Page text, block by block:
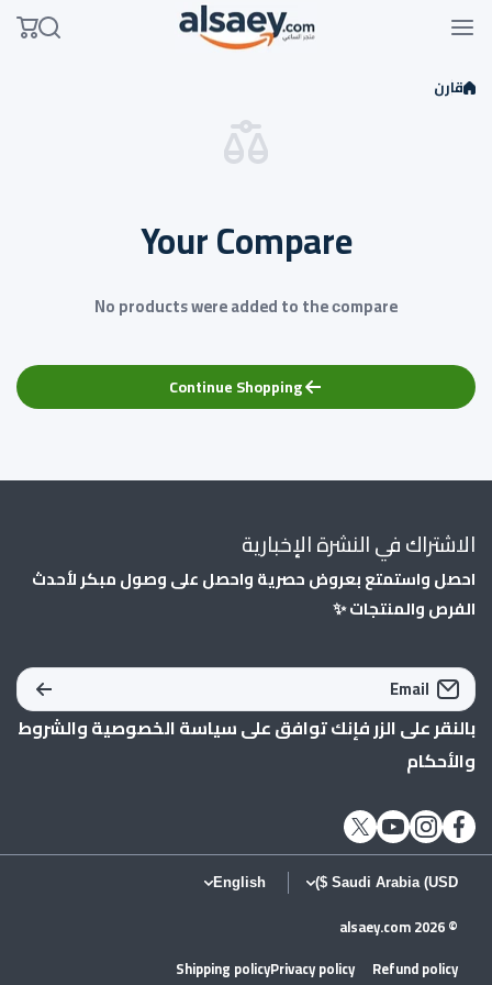
Skip to content
قارن
Your Compare
No products were added to the сompare
Continue Shopping
الاشتراك في النشرة الإخبارية
احصل واستمتع بعروض حصرية واحصل على وصول مبكر لأحدث
الفرص والمنتجات ✨
Email
بالنقر على الزر فإنك توافق علىسياسة الخصوصيةوالشروط
والأحكام
facebookcom/AlSaeycom1/
instagramcom/alsaey_com/
youtubecom/shopify
twittercom/alsaey_com
Saudi Arabia (USD $)
English
© 2026
alsaey.com
Refund policy
Privacy policy
Shipping policy